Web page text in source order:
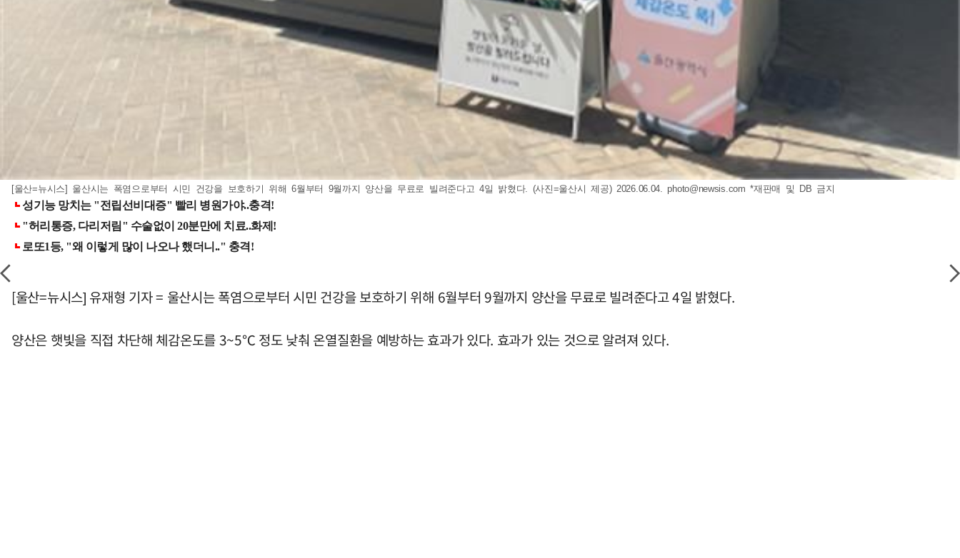
[울산=뉴시스] 울산시는 폭염으로부터 시민 건강을 보호하기 위해 6월부터 9월까지 양산을 무료로 빌려준다고 4일 밝혔다. (사진=울산시 제공) 2026.06.04.photo@newsis.com *재판매 및 DB 금지
[울산=뉴시스] 유재형 기자 = 울산시는 폭염으로부터 시민 건강을 보호하기 위해 6월부터 9월까지 양산을 무료로 빌려준다고 4일 밝혔다.
양산은 햇빛을 직접 차단해 체감온도를 3~5℃ 정도 낮춰 온열질환을 예방하는 효과가 있다. 효과가 있는 것으로 알려져 있다.